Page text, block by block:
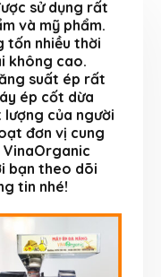
sử dụng rất
và mỹ phẩm.
tốn nhiều thời
không cao.
suất ép rất
ép cốt dừa
lượng của người
đơn vị cung
bạn theo dõi
tin nhé!